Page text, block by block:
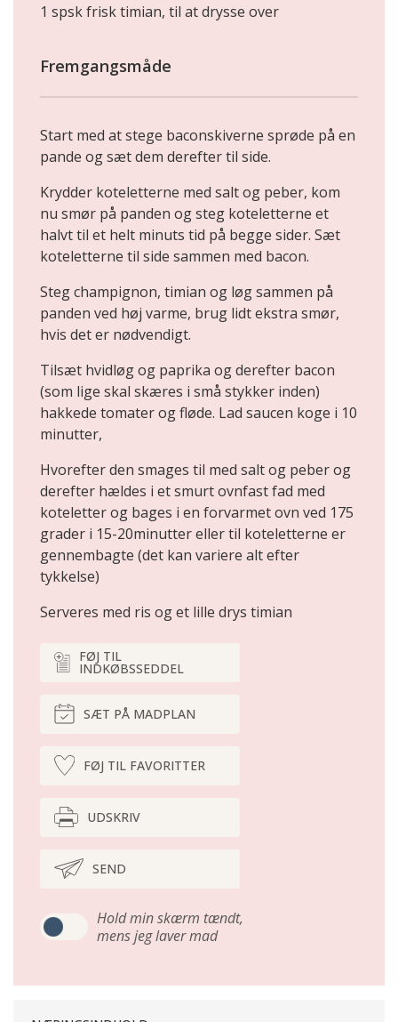
1 spsk frisk timian, til at drysse over
Fremgangsmåde
Start med at stege baconskiverne sprøde på en
pande og sæt dem derefter til side.
Krydder koteletterne med salt og peber, kom
nu smør på panden og steg koteletterne et
halvt til et helt minuts tid på begge sider. Sæt
koteletterne til side sammen med bacon.
Steg champignon, timian og løg sammen på
panden ved høj varme, brug lidt ekstra smør,
hvis det er nødvendigt.
Tilsæt hvidløg og paprika og derefter bacon
(som lige skal skæres i små stykker inden)
hakkede tomater og fløde. Lad saucen koge i 10
minutter,
Hvorefter den smages til med salt og peber og
derefter hældes i et smurt ovnfast fad med
koteletter og bages i en forvarmet ovn ved 175
grader i 15-20minutter eller til koteletterne er
gennembagte (det kan variere alt efter
tykkelse)
Serveres med ris og et lille drys timian
FØJ TIL
INDKØBSSEDDEL
SÆT PÅ MADPLAN
FØJ TIL FAVORITTER
UDSKRIV
SEND
Hold min skærm tændt,
mens jeg laver mad